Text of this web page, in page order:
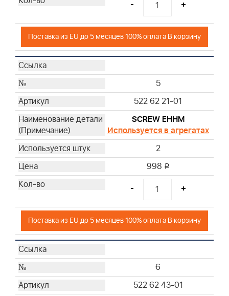
- +
Поставка из EU до 5 месяцев 100% оплата В корзину
5
522 62 21-01
SCREW EHHM
Используется в агрегатах
2
998 i
- +
Поставка из EU до 5 месяцев 100% оплата В корзину
6
522 62 43-01